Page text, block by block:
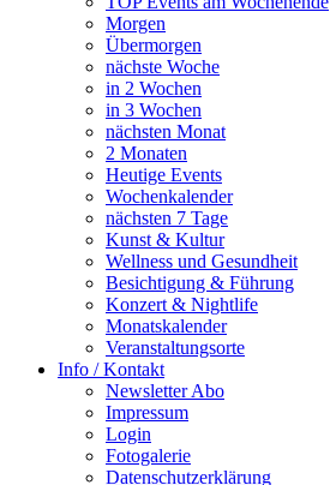
Morgen
Übermorgen
nächste Woche
in 2 Wochen
in 3 Wochen
nächsten Monat
2 Monaten
Heutige Events
Wochenkalender
nächsten 7 Tage
Kunst & Kultur
Wellness und Gesundheit
Besichtigung & Führung
Konzert & Nightlife
Monatskalender
Veranstaltungsorte
Info / Kontakt
Newsletter Abo
Impressum
Login
Fotogalerie
Datenschutzerklärung